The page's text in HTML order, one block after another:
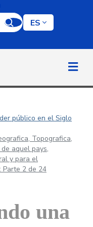
clave
ES
público en el Siglo
Topografica,
aquel pays,
y para el
Parte 2 de 24
una